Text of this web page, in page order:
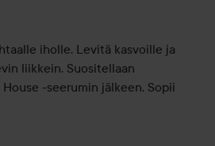
iholle. Levitä kasvoille ja
liikkein. Suositellaan
-seerumin jälkeen. Sopii